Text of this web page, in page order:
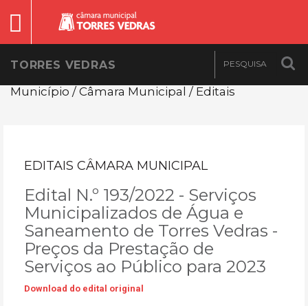
TORRES VEDRAS
Município / Câmara Municipal / Editais
EDITAIS CÂMARA MUNICIPAL
Edital N.º 193/2022 - Serviços
Municipalizados de Água e
Saneamento de Torres Vedras -
Preços da Prestação de
Serviços ao Público para 2023
Download do edital original